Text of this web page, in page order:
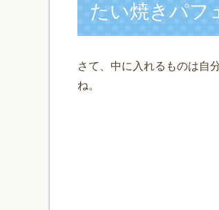
たい焼きパフ
さて、中に入れるものは自
ね。